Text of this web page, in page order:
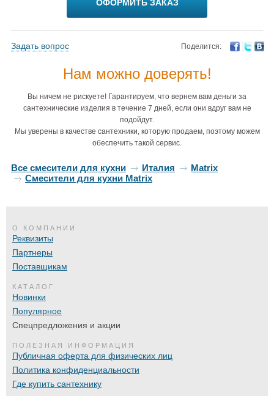
ОФОРМИТЬ ЗАКАЗ
Задать вопрос Поделится:
Нам можно доверять!
Вы ничем не рискуете! Гарантируем, что вернем вам деньги за
сантехнические изделия в течение 7 дней, если они вдруг вам не
подойдут.
Мы уверены в качестве сантехники, которую продаем, поэтому можем
обеспечить такой сервис.
Все смесители для кухни Италия
Matrix
Смесители для кухни Matrix
О КОМПАНИИ
Реквизиты
Партнеры
Поставщикам
КАТАЛОГ
Новинки
Популярное
Спецпредложения и акции
ПОЛЕЗНАЯ ИНФОРМАЦИЯ
Публичная оферта для физических лиц
Политика конфиденциальности
Где купить сантехнику